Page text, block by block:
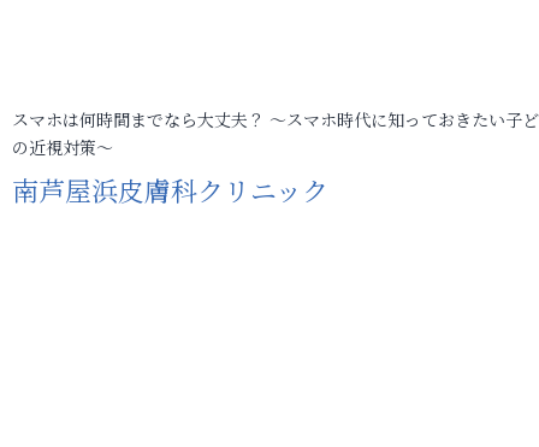
スマホは何時間までなら大丈夫？ ～スマホ時代に知っておきたい子
の近視対策～
南芦屋浜皮膚科クリニック